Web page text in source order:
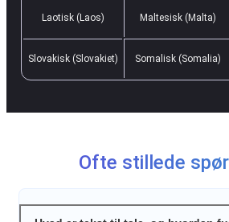
Laotisk (Laos) Maltesisk (Malta)
Slovakisk (Slovakiet) Somalisk (Somalia)
Ofte stillede